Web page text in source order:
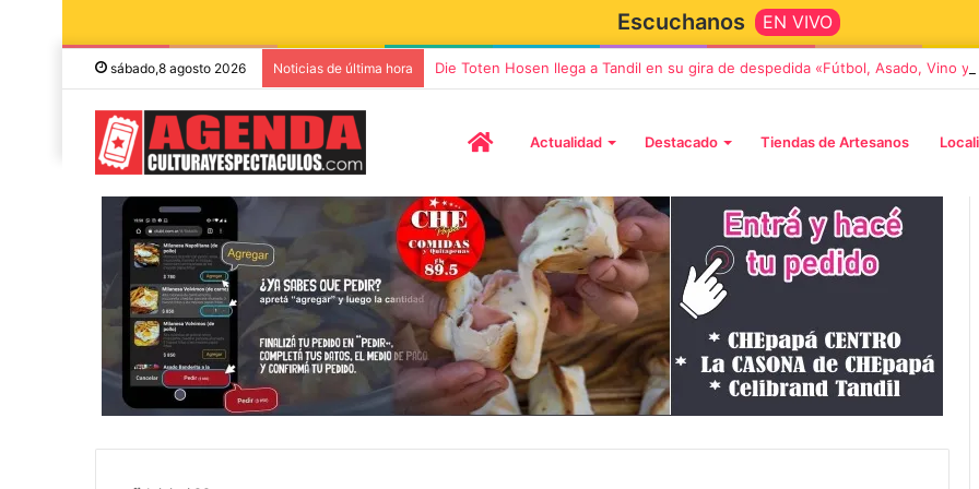
Escuchanos EN VIVO
sábado,8 agosto 2026 Noticias de última hora Die Toten Hosen llega a Tandil en su gira de despedida «Fútbol, Asado, Vino y
Actualidad Destacado Tiendas de Artesanos
8 agosto, 2026
Miguel Ángel Solá y Mercedes
7 noviembre, 2026
Sonares presentará «Noel», un
5 octubre, 2026
Die Toten Hosen llega a Tandil
en su gira de despedida